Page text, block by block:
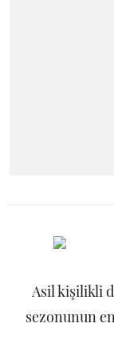
Asil kişilikli
sezonunun